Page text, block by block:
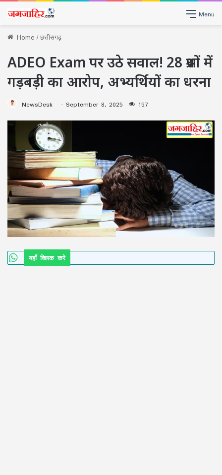
Menu
Home/छत्तीसगढ़
ADEO Exam पर उठे सवाल! 28 प्रश्नों में
गड़बड़ी का आरोप, अभ्यर्थियों का धरना
NewsDesk September 8, 2025 157
यहाँ क्लिक करे